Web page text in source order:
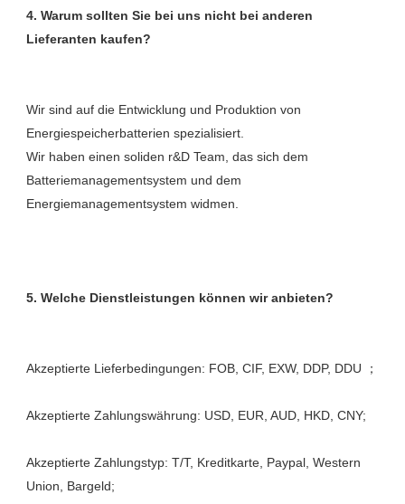
4. Warum sollten Sie bei uns nicht bei anderen
Wir sind auf die Entwicklung und Produktion von
Energiespeicherbatterien spezialisiert.
Wir haben einen soliden r&D Team, das sich dem
Batteriemanagementsystem und dem
Akzeptierte Zahlungstyp: T/T, Kreditkarte, Paypal, Western